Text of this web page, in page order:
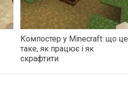
Компостер у Minecraft: що це
таке, як працює і як
скрафтити